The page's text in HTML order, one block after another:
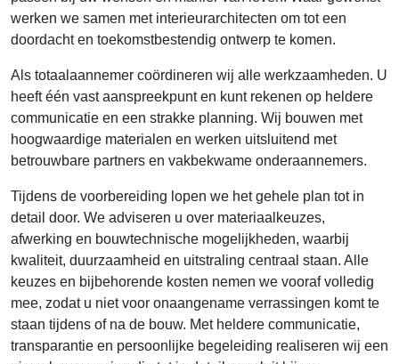
werken we samen met interieurarchitecten om tot een
doordacht en toekomstbestendig ontwerp te komen.
Als totaalaannemer coördineren wij alle werkzaamheden. U
heeft één vast aanspreekpunt en kunt rekenen op heldere
communicatie en een strakke planning. Wij bouwen met
hoogwaardige materialen en werken uitsluitend met
betrouwbare partners en vakbekwame onderaannemers.
Tijdens de voorbereiding lopen we het gehele plan tot in
detail door. We adviseren u over materiaalkeuzes,
afwerking en bouwtechnische mogelijkheden, waarbij
kwaliteit, duurzaamheid en uitstraling centraal staan. Alle
keuzes en bijbehorende kosten nemen we vooraf volledig
mee, zodat u niet voor onaangename verrassingen komt te
staan tijdens of na de bouw. Met heldere communicatie,
transparantie en persoonlijke begeleiding realiseren wij een